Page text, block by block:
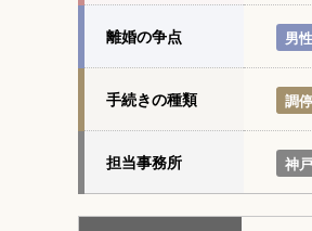
離婚の争点 男
手続きの種類 調停
担当事務所 神